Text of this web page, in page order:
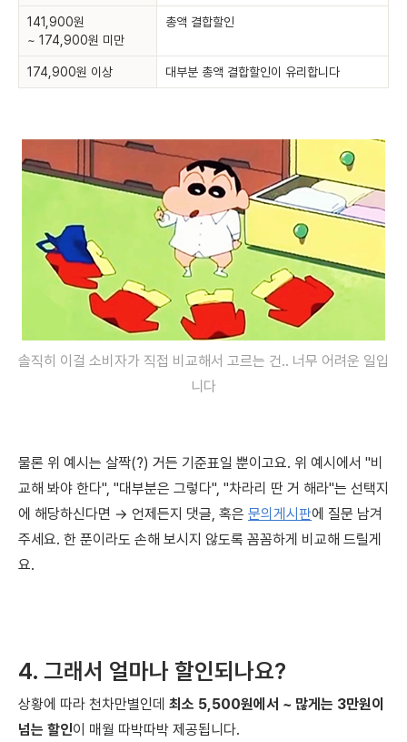
141,900원
~ 174,900원 미만
총액 결합할인
174,900원 이상 대부분 총액 결합할인이 유리합니다
솔직히 이걸 소비자가 직접 비교해서 고르는 건.. 너무 어려운 일입
니다
물론 위 예시는 살짝(?) 거든 기준표일 뿐이고요. 위 예시에서 "비
교해 봐야 한다", "대부분은 그렇다", "차라리 딴 거 해라"는 선택지
에 해당하신다면 → 언제든지 댓글, 혹은 문의게시판에 질문 남겨
주세요. 한 푼이라도 손해 보시지 않도록 꼼꼼하게 비교해 드릴게
요.
4. 그래서 얼마나 할인되나요?
상황에 따라 천차만별인데 최소 5,500원에서 ~ 많게는 3만원이
넘는 할인이 매월 따박따박 제공됩니다.